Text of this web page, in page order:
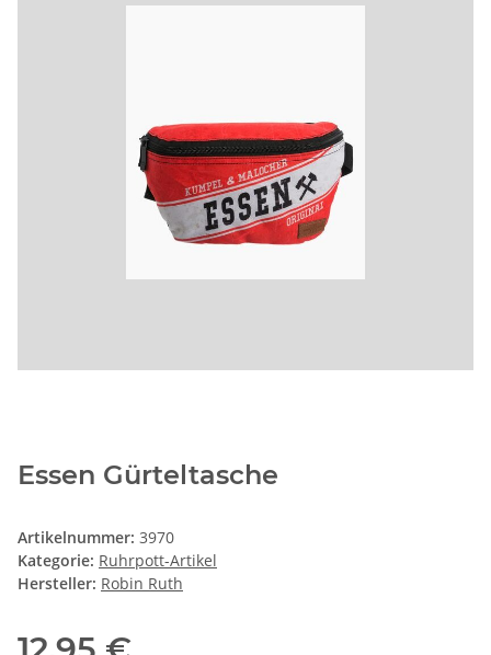
Essen Gürteltasche
Artikelnummer: 3970
Kategorie: Ruhrpott-Artikel
Hersteller: Robin Ruth